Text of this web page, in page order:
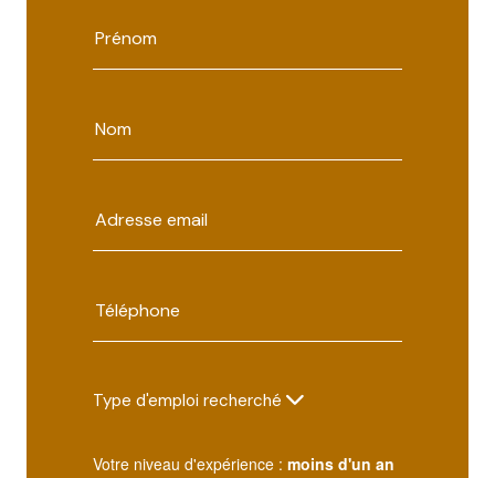
Type d'emploi recherché
Votre niveau d'expérience : moins d'un an